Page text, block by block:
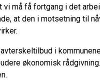
vi må få fortgang i det
at den i motsetning til
i
økonomisk